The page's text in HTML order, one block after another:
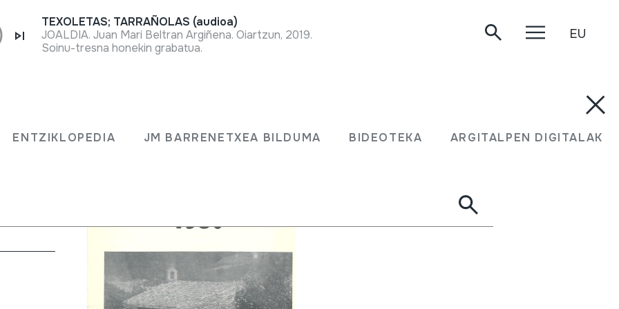
ENTZIKLOPEDIA JM BARRENETXEA BILDUMA BIDEOTEKA ARGITALPEN DIGITALAK
TEXOLETAS; TARRAÑOLAS (audioa)
JOALDIA. Juan Mari Beltran Argiñena. Oiartzun, 2019.
Soinu-tresna honekin grabatua.
EU